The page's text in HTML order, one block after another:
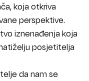
koja otkriva
perspektive.
iznenađenja koja
posjetitelja
da nam se